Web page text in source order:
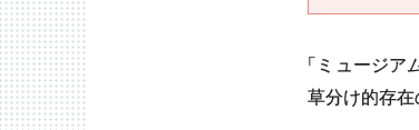
「ミュージア
草分け的存